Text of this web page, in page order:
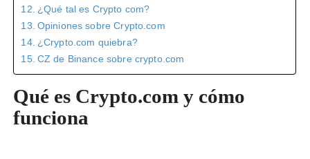
¿Qué tal es Crypto com?
Opiniones sobre Crypto.com
¿Crypto.com quiebra?
CZ de Binance sobre crypto.com
Qué es Crypto.com y cómo
funciona